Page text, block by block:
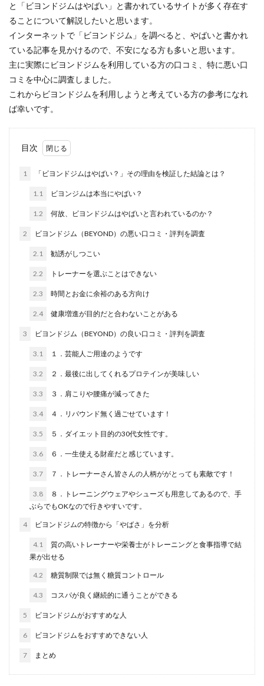
と「ビヨンドジムはやばい」と書かれているサイトが多く存在す
ることについて解説したいと思います。
インターネットで「ビヨンドジム」を調べると、やばいと書かれ
ている記事を見かけるので、不安になる方も多いと思います。
主に実際にビヨンドジムを利用している方の口コミ、特に悪い口
コミを中心に調査しました。
これからビヨンドジムを利用しようと考えている方の参考になれ
ば幸いです。
目次
1 「ビヨンドジムはやばい？」その理由を検証した結論とは？
1.1 ビヨンジムは本当にやばい？
1.2 何故、ビヨンドジムはやばいと言われているのか？
2 ビヨンドジム（BEYOND）の悪い口コミ・評判を調査
2.1 勧誘がしつこい
2.2 トレーナーを選ぶことはできない
2.3 時間とお金に余裕のある方向け
2.4 健康増進が目的だと合わないことがある
3 ビヨンドジム（BEYOND）の良い口コミ・評判を調査
3.1 １．芸能人ご用達のようです
3.2 ２．最後に出してくれるプロテインが美味しい
3.3 ３．肩こりや腰痛が減ってきた
3.4 ４．リバウンド無く過ごせています！
3.5 ５．ダイエット目的の30代女性です。
3.6 ６．一生使える財産だと感じています。
3.7 ７．トレーナーさん皆さんの人柄ががとっても素敵です！
3.8
８．トレーニングウェアやシューズも用意してあるので、手
ぶらでもOKなので行きやすいです。
4 ビヨンドジムの特徴から「やばさ」を分析
4.1
質の高いトレーナーや栄養士がトレーニングと食事指導で結
果が出せる
4.2 糖質制限では無く糖質コントロール
4.3 コスパが良く継続的に通うことができる
5 ビヨンドジムがおすすめな人
6 ビヨンドジムをおすすめできない人
7 まとめ